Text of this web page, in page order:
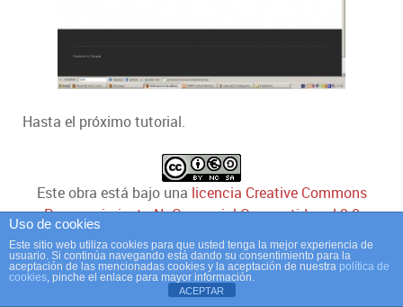
Hasta el próximo tutorial.
Esteobra está bajo una licencia Creative Commons
Reconocimiento-NoComercial-CompartirIgual 3.0
España.
Uso de cookies
Este sitio web utiliza cookies para que usted tenga la mejor experiencia de
usuario. Si continúa navegando está dando su consentimiento para la
aceptación de las mencionadas cookies y la aceptación de nuestra política de
cookies, pinche el enlace para mayor información.
ACEPTAR